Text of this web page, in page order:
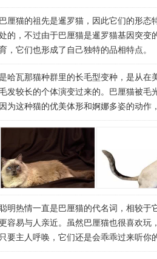
交配必然生出中长毛型的巴厘仔猫，但
毛的外形。20世纪初，美国纽约州的贝伦
现长毛突变种，当时被称为“残废的暹罗
但一直未能在展示会仁获奖后来经过育种
育、纯化、繁殖，终于在1963年首次被
人马里恩·多尔西(MarionDorsey)。他与
就规划好培育计划。
巴厘猫的祖先是暹罗猫，因此它们的形态
的，不过由于巴厘猫是暹罗猫基因突变
，它们也形成了自己独特的品相特点。
厘猫详细形态特征描述
形：外貌与暹罗猫相似，为中等身材，
，肌肉发达。
头部：中等大小。长而呈三角形，带直线
有鼻或髭毛边界。鼻梁长而直。下巴中
耳朵：大而尖，基部宽，间距大。耳内毛
猞猁尖为佳。
眼睛：大小中等，杏仁形，眼梢略斜向鼻
颈：长，细，优雅。
体：身材苗条、修长、呈流线形,为典
，肋骨扩展，胸为圆筒形。腹部上收，
头部结合灵活，典雅。
肢：圆柱形体型协调、匀称;后肢比前肢
体成比例。小而呈椭圆形的爪，趾间有
哈瓦那猫种群里的长毛型变种，是从在
发较长的个体演变过来的。巴厘猫被毛
因为这种猫的优美体形和婀娜多姿的动作
态而给以命名的，实际上和巴厘岛没有
哇猫，是由暹罗猫自然变异或隐没遗传
猫。巴厘猫原产于美国，它是本世纪初
逼罗猫后代中发现的长毛突变种，经一系
明热情一直是巴厘猫的代名词，相较于
更容易与人亲近。虽然巴厘猫也很喜欢玩
只要主人呼唤，它们还是会乖乖过来听你
为伍的，如果它们一直独自生活，恐怕